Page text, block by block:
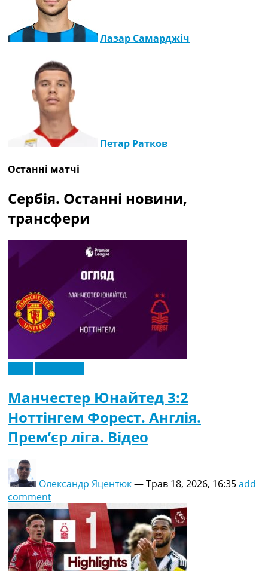
Лазар Самарджіч
Петар Ратков
Останні матчі
Сербія. Останні новини,
трансфери
Манчестер Юнайтед 3:2
Ноттінгем Форест. Англія.
Прем’єр ліга. Відео
Олександр Яцентюк—Трав 18, 2026, 16:35add
comment